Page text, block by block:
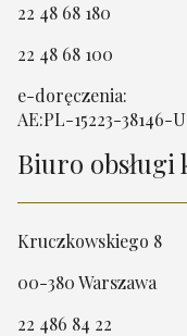
22 48 68 180
22 48 68 100
e-doręczenia:
AE:PL-15223-38146-
Biuro obsługi
Kruczkowskiego 8
00-380 Warszawa
22 486 84 22